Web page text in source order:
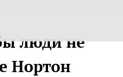
люди не
Нортон